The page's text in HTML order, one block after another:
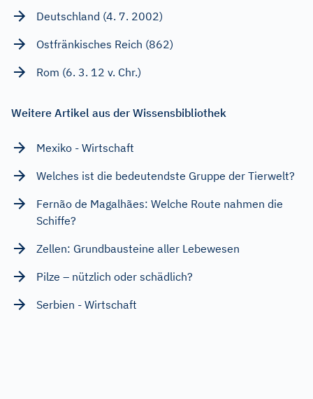
Deutschland (4. 7. 2002)
Ostfränkisches Reich (862)
Rom (6. 3. 12 v. Chr.)
Weitere Artikel aus der Wissensbibliothek
Mexiko - Wirtschaft
Welches ist die bedeutendste Gruppe der Tierwelt?
Fernão de Magalhães: Welche Route nahmen die
Schiffe?
Zellen: Grundbausteine aller Lebewesen
Pilze – nützlich oder schädlich?
Serbien - Wirtschaft